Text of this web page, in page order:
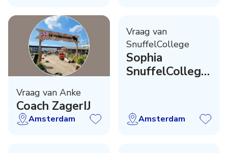
Vraag van Anke
Coach ZagerIJ
Amsterdam
Vraag van
SnuffelCollege
Sophia
SnuffelCollege
Amsterdam